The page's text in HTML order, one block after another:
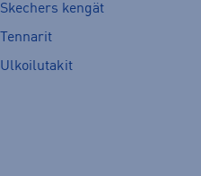
Skechers kengät
Tennarit
Ulkoilutakit